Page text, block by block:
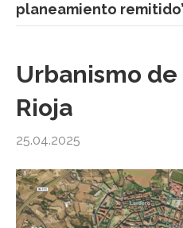
planeamiento remitido’
Urbanismo
Rioja
25.04.2025